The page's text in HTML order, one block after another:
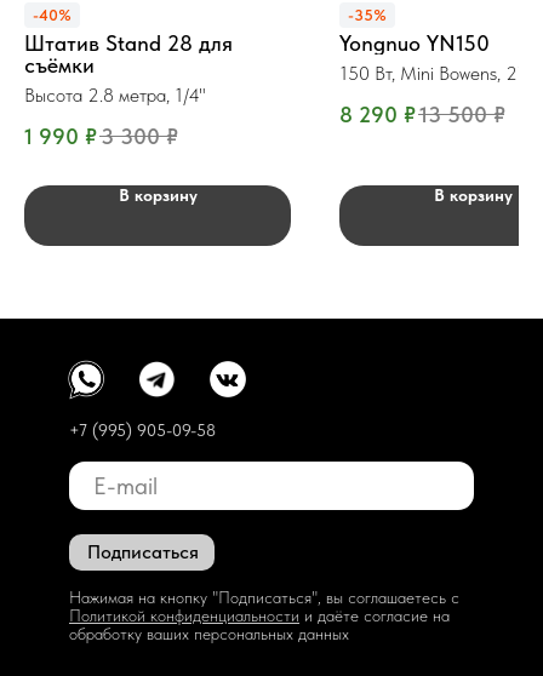
-40%
Штатив Stand 28 для
съёмки
Высота 2.8 метра, 1/4"
1 990 ₽3 300 ₽
В корзину
-35%
Yongnuo YN150
150 Вт, Mini Bowens,
8 290 ₽13 500 ₽
В корзину
Подписаться
Нажимая на кнопку "Подписаться", вы соглашаетесь с
Политикой конфиденциальности и даёте согласие на
обработку ваших персональных данных
+7 (995) 905-09-58